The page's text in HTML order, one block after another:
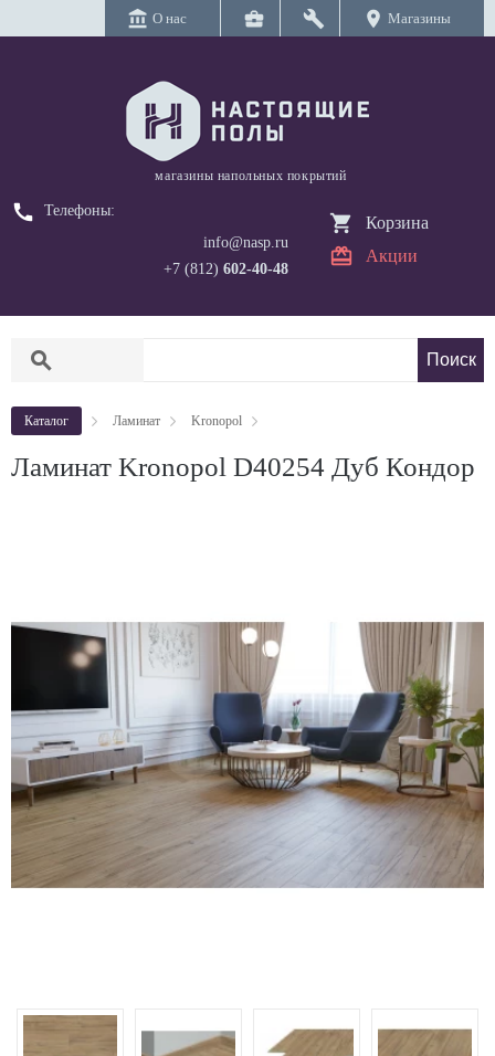
account_balance О нас business_center build location_on Магазины
магазины напольных покрытий
call
Телефоны:
info@nasp.ru
+7 (812) 602-40-48
Корзина
Акции
search
Каталог Ламинат Kronopol
Ламинат Kronopol D40254 Дуб Кондор